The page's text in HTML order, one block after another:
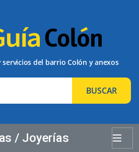
servicios del barrio Colón y anexos
BUSCAR
/ Joyerías